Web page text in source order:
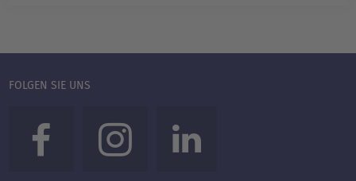
FOLGEN SIE UNS